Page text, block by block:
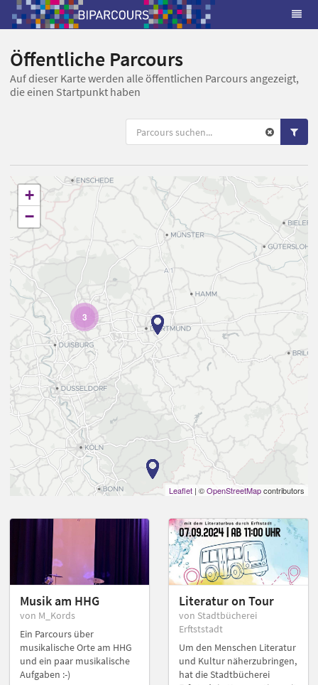
Öffentliche Parcours
Auf dieser Karte werden alle öffentlichen Parcours angezeigt,
die einen Startpunkt haben
3
+
−
Leaflet | ©OpenStreetMapcontributors
Musik am HHG
von M_Kords
Ein Parcours über
musikalische Orte am HHG
und ein paar musikalische
Aufgaben :-)
Literatur on Tour
von Stadtbücherei
Erftststadt
Um den Menschen Literatur
und Kultur näherzubringen,
hat die Stadtbücherei